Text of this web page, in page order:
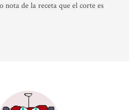
de la receta que el corte es